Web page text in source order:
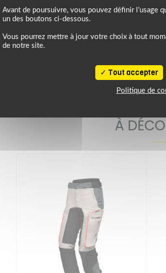
-
À
Avant de poursuivre, vous pouvez définir l’usage
un des boutons ci-dessous.
Vous pourrez mettre à jour votre choix à tout
de notre site.
Tout accepter
Politique de